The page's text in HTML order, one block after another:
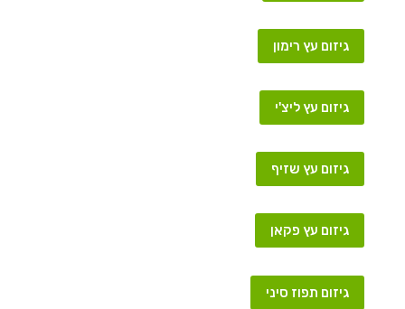
גיזום עץ רימון
גיזום עץ ליצ'י
גיזום עץ שזיף
גיזום עץ פקאן
גיזום תפוז סיני